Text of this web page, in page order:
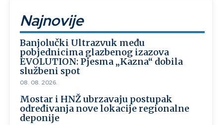
Najnovije
Banjolučki Ultrazvuk među
pobjednicima glazbenog izazova
EVOLUTION: Pjesma „Kazna“ dobila
službeni spot
08. 08. 2026.
Mostar i HNŽ ubrzavaju postupak
određivanja nove lokacije regionalne
deponije